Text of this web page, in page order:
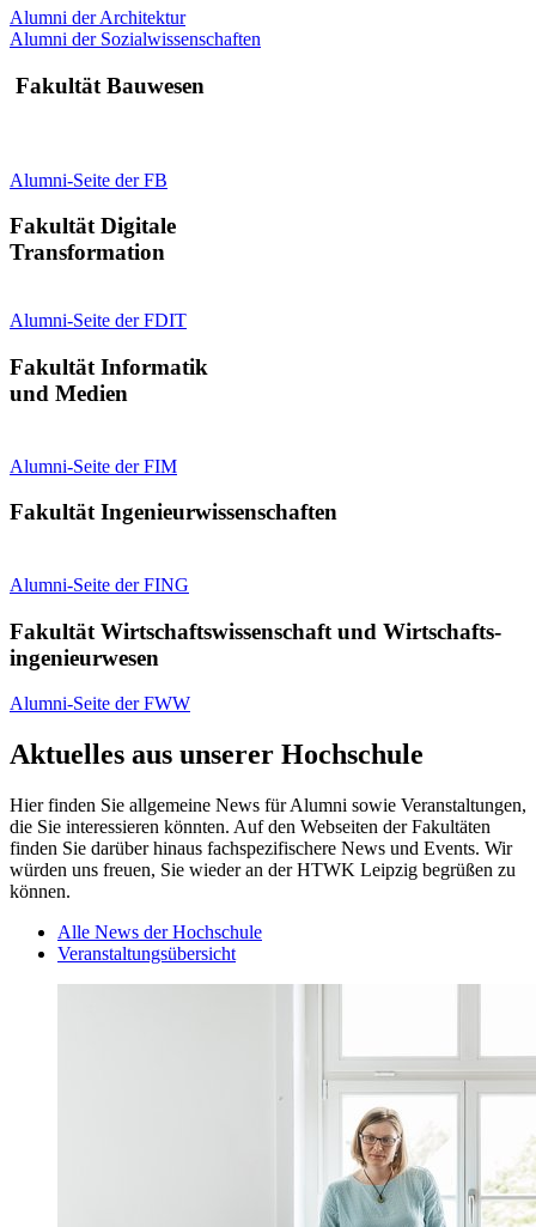
Alumni der Architektur
Alumni der Sozialwissenschaften
Fakultät Bauwesen
Alumni-Seite der FB
Fakultät Digitale
Transformation
Alumni-Seite der FDIT
Fakultät Informatik
und Medien
Alumni-Seite der FIM
Fakultät Ingenieur­wissenschaften
Alumni-Seite der FING
Fakultät Wirtschafts­wissenschaft und Wirtschafts­
ingenieurwesen
Alumni-Seite der FWW
Aktuelles aus unserer Hochschule
Hier finden Sie allgemeine News für Alumni sowie Veranstaltungen,
die Sie interessieren könnten. Auf den Webseiten der Fakultäten
finden Sie darüber hinaus fachspezifischere News und Events. Wir
würden uns freuen, Sie wieder an der HTWK Leipzig begrüßen zu
können.
Alle News der Hochschule
Veranstaltungsübersicht